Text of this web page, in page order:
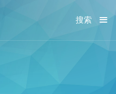
≡
搜索